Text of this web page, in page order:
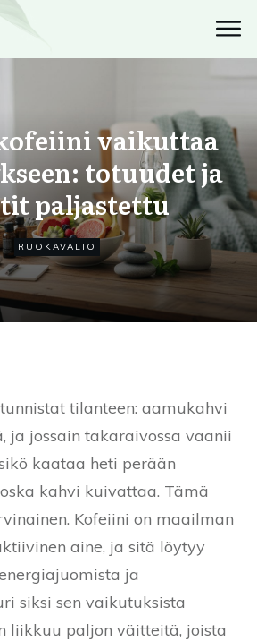
vaikuttaa
totuudet ja
paljastettu
RUOKAVALIO
tilanteen: aamukahvi
ja jossain takaraivossa vaanii
kaataa heti perään
kahvi kuivattaa. Tämä
Kofeiini on maailman
aine, ja sitä löytyy
ja
siksi sen vaikutuksista
liikkuu paljon väitteitä, joista